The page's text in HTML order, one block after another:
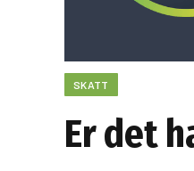
SKATT
Er det